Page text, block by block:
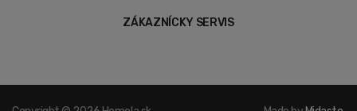
ZÁKAZNÍCKY SERVIS